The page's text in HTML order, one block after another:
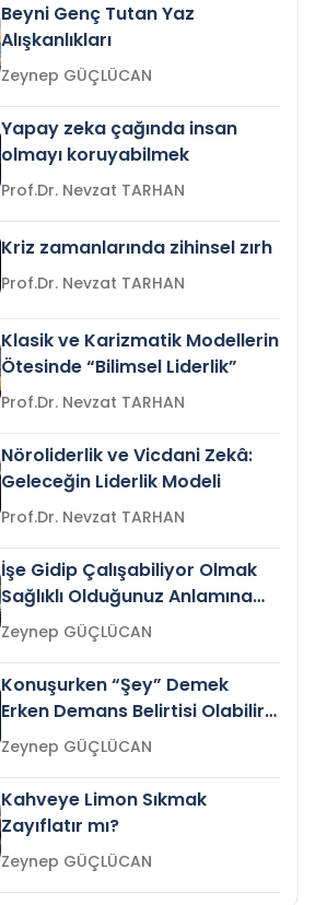
Beyni Genç Tutan Yaz
Alışkanlıkları
Zeynep GÜÇLÜCAN
Yapay zeka çağında insan
olmayı koruyabilmek
Prof.Dr. Nevzat TARHAN
Kriz zamanlarında zihinsel zırh
Prof.Dr. Nevzat TARHAN
Klasik ve Karizmatik Modellerin
Ötesinde “Bilimsel Liderlik”
Prof.Dr. Nevzat TARHAN
Nöroliderlik ve Vicdani Zekâ:
Geleceğin Liderlik Modeli
Prof.Dr. Nevzat TARHAN
İşe Gidip Çalışabiliyor Olmak
Sağlıklı Olduğunuz Anlamına
Gelir mi?Zeynep GÜÇLÜCAN
Konuşurken “Şey” Demek
Erken Demans Belirtisi Olabilir
mi?
Zeynep GÜÇLÜCAN
Kahveye Limon Sıkmak
Zayıflatır mı?
Zeynep GÜÇLÜCAN